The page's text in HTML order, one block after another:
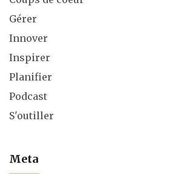
Gérer
Innover
Inspirer
Planifier
Podcast
S'outiller
Meta